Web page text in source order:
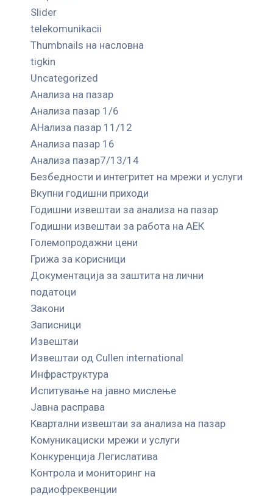
Slider
telekomunikacii
Thumbnails на насловна
tigkin
Uncategorized
Анализа на пазар
Анализа пазар 1/6
АНализа пазар 11/12
Анализа пазар 16
Анализа пазар7/13/14
Безбедности и интегритет на мрежи и услуги
Вкупни годишни приходи
Годишни извештаи за анализа на пазар
Годишни извештаи за работа на АЕК
Големопродажни цени
Грижа за корисници
Документација за заштита на лични
податоци
Закони
Записници
Извештаи
Извештаи од Cullen international
Инфраструктура
Испитување на јавно мислење
Јавна расправа
Квартални извештаи за анализа на пазар
Комуникациски мрежи и услуги
Конкуренција Легислатива
Контрола и мониторинг на
радиофреквенции